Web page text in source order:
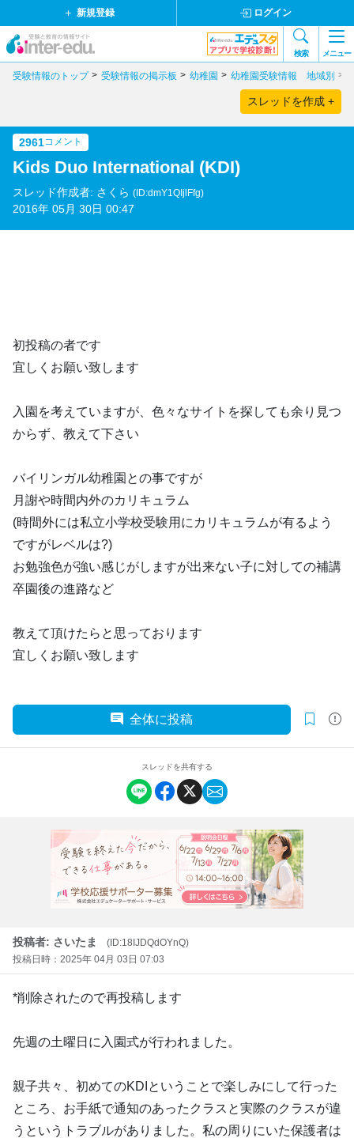
新規登録 ログイン
検索 メニュー
受験情報のトップ 受験情報の掲示板 幼稚園 幼稚園受験情報 地域別
スレッドを作成 +
2961コメント
Kids Duo International (KDI)
スレッド作成者: さくら (ID:dmY1QIjlFfg)
2016年 05月 30日 00:47
初投稿の者です
宜しくお願い致します
入園を考えていますが、色々なサイトを探しても余り見つ
からず、教えて下さい
バイリンガル幼稚園との事ですが
月謝や時間内外のカリキュラム
(時間外には私立小学校受験用にカリキュラムが有るよう
ですがレベルは?)
お勉強色が強い感じがしますが出来ない子に対しての補講
卒園後の進路など
教えて頂けたらと思っております
宜しくお願い致します
全体に投稿
スレッドを共有する
投稿者: さいたま
(ID:18IJDQdOYnQ)
投稿日時：2025年 04月 03日 07:03
*削除されたので再投稿します
先週の土曜日に入園式が行われました。
親子共々、初めてのKDIということで楽しみにして行った
ところ、お手紙で通知のあったクラスと実際のクラスが違
うというトラブルがありました。私の周りにいた保護者は